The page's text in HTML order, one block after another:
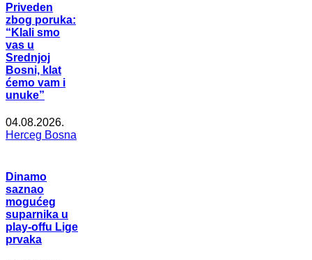
Priveden
zbog poruka:
“Klali smo
vas u
Srednjoj
Bosni, klat
ćemo vam i
unuke”
04.08.2026.
Herceg Bosna
Dinamo
saznao
mogućeg
suparnika u
play-offu Lige
prvaka